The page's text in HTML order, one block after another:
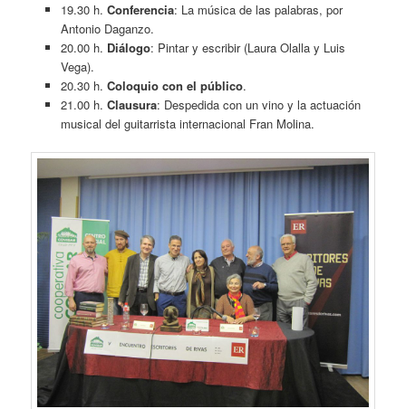
19.30 h. Conferencia: La música de las palabras, por
Antonio Daganzo.
20.00 h. Diálogo: Pintar y escribir (Laura Olalla y Luis
Vega).
20.30 h. Coloquio con el público.
21.00 h. Clausura: Despedida con un vino y la actuación
musical del guitarrista internacional Fran Molina.